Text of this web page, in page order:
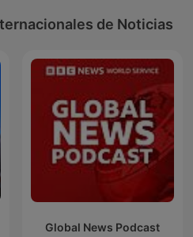
de Noticias
Global News Podcast